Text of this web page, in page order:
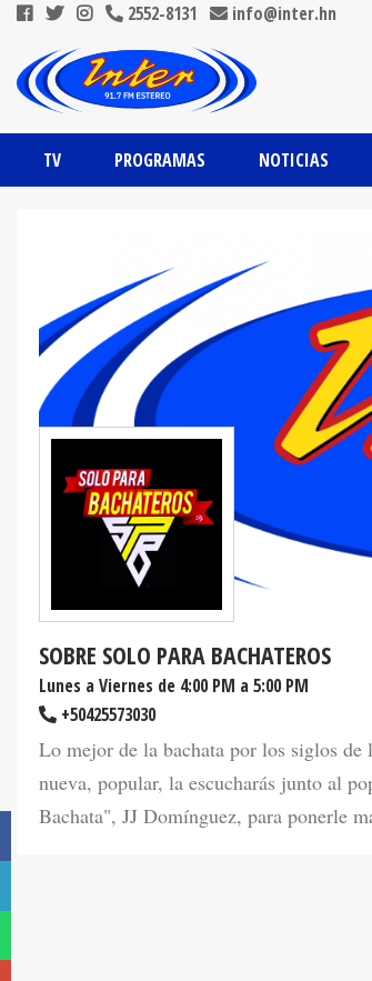
2552-8131 info@inter.hn
TV PROGRAMAS NOTICIAS
SOBRE SOLO PARA BACHATEROS
Lunes a Viernes de 4:00 PM a 5:00 PM
+50425573030
Lo mejor de la bachata por los siglos de
nueva, popular, la escucharás junto al
Bachata", JJ Domínguez, para ponerle